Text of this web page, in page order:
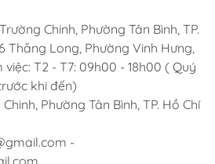
Chinh, Phường Tân Bình, TP.
Thăng Long, Phường Vinh Hưng,
T2 - T7: 09h00 - 18h00 ( Quý
khi đến)
Phường Tân Bình, TP. Hồ Chí
-